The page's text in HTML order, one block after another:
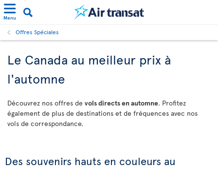
Menu
Offres Spéciales
Le Canada au meilleur prix à
l'automne
Découvrez nos offres de vols directs en automne. Profitez
également de plus de destinations et de fréquences avec nos
vols de correspondance.
Des souvenirs hauts en couleurs au